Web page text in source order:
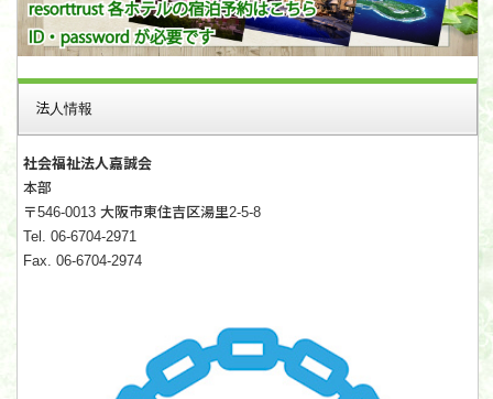
法人情報
社会福祉法人嘉誠会
本部
〒546-0013 大阪市東住吉区湯里2-5-8
Tel. 06-6704-2971
Fax. 06-6704-2974